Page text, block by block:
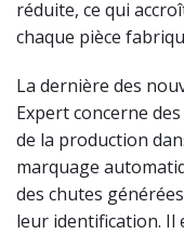
réduite, ce qui
chaque pièce
La dernière des
Expert concerne
de la production
marquage
des chutes
leur identification. Il